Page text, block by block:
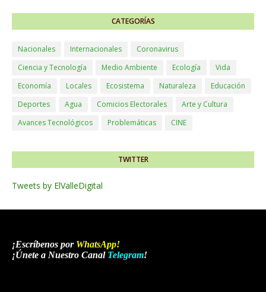
CATEGORÍAS
Nacionales Internacionales
Coronavirus
Ciencia y Tecnología
Medio Ambiente Ecología
Vida
Economía
Locales Ecosistema Naturaleza
Educación
Deportes
Agua Comicios Electorales
Arte y Cultura
Avances Tecnológicos
Problemáticas CINE
TWITTER
Tweets by ElValleDigital
¡Escríbenos por WhatsApp!
¡Únete a Nuestro Canal Telegram!